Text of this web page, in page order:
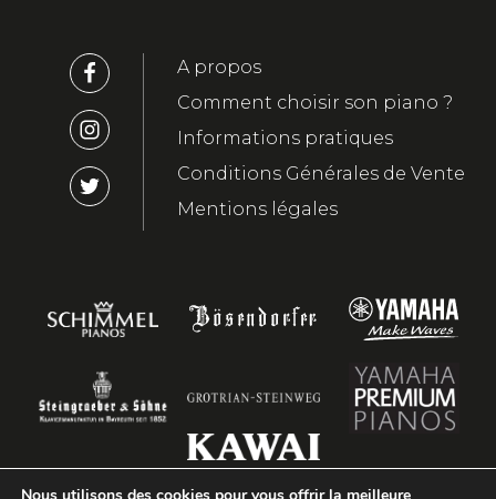
A propos
Comment choisir son piano ?
Informations pratiques
Conditions Générales de Vente
Mentions légales